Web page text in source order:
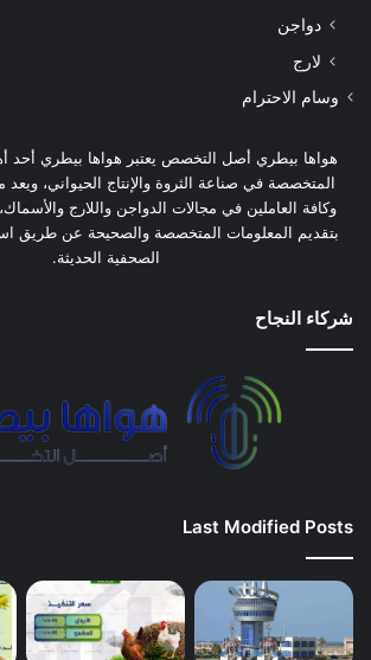
دواجن
لارج
وسام الاحترام
هواها بيطري أصل التخصص يعتبر هواها بيطري أحد
المتخصصة في صناعة الثروة والإنتاج الحيواني، ويعد
وكافة العاملين في مجالات الدواجن واللارج
بتقديم المعلومات المتخصصة والصحيحة عن طريق
الصحفية الحديثة.
شركاء النجاح
Last Modified Posts